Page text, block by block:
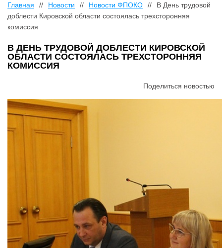
Главная // Новости // Новости ФПОКО //
В День трудовой
доблести Кировской области состоялась трехсторонняя
комиссия
В ДЕНЬ ТРУДОВОЙ ДОБЛЕСТИ КИРОВСКОЙ
ОБЛАСТИ СОСТОЯЛАСЬ ТРЕХСТОРОННЯЯ
КОМИССИЯ
Поделиться новостью